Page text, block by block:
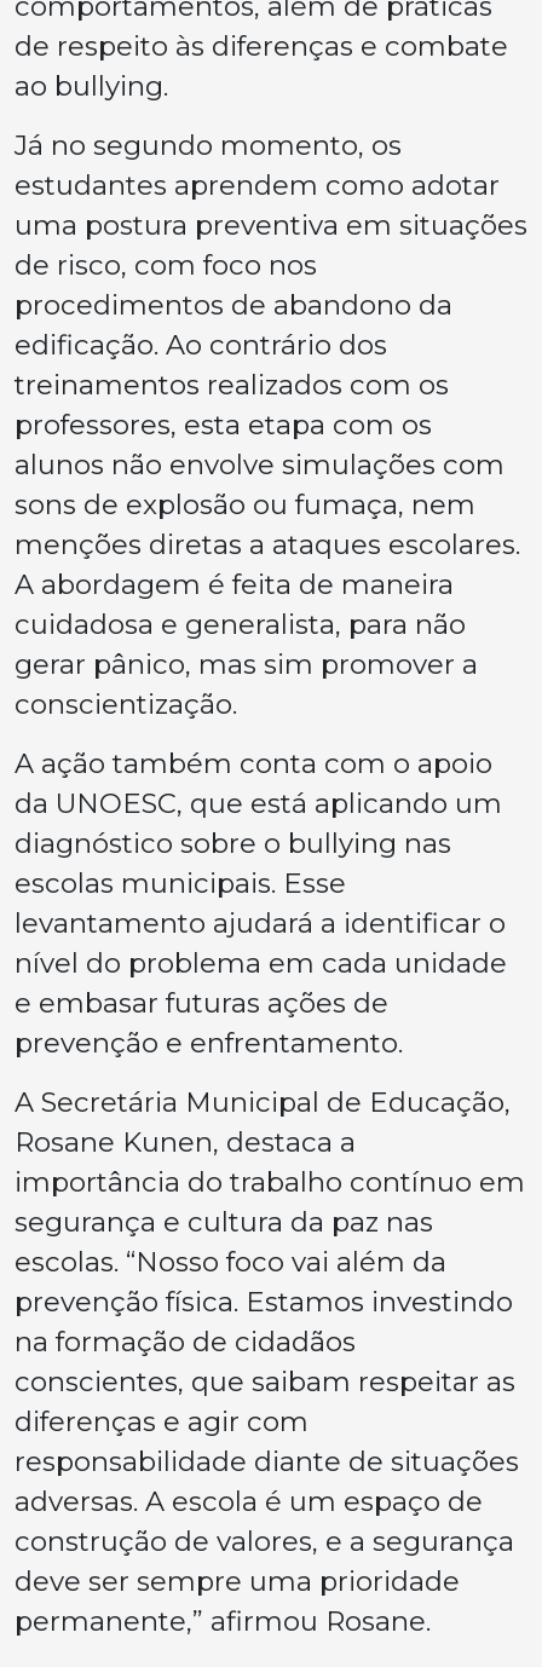
de respeito às diferenças e combate
ao bullying.
Já no segundo momento, os
estudantes aprendem como adotar
uma postura preventiva em situações
de risco, com foco nos
procedimentos de abandono da
edificação. Ao contrário dos
treinamentos realizados com os
professores, esta etapa com os
alunos não envolve simulações com
sons de explosão ou fumaça, nem
menções diretas a ataques escolares.
A abordagem é feita de maneira
cuidadosa e generalista, para não
gerar pânico, mas sim promover a
conscientização.
A ação também conta com o apoio
da UNOESC, que está aplicando um
diagnóstico sobre o bullying nas
escolas municipais. Esse
levantamento ajudará a identificar o
nível do problema em cada unidade
e embasar futuras ações de
prevenção e enfrentamento.
A Secretária Municipal de Educação,
Rosane Kunen, destaca a
importância do trabalho contínuo em
segurança e cultura da paz nas
escolas. “Nosso foco vai além da
prevenção física. Estamos investindo
na formação de cidadãos
conscientes, que saibam respeitar as
diferenças e agir com
responsabilidade diante de situações
adversas. A escola é um espaço de
construção de valores, e a segurança
deve ser sempre uma prioridade
permanente,” afirmou Rosane.